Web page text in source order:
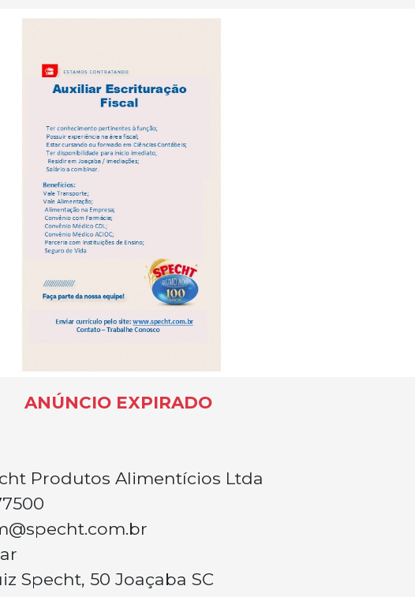
ANÚNCIO EXPIRADO
Produtos Alimentícios Ltda
Specht, 50 Joaçaba SC